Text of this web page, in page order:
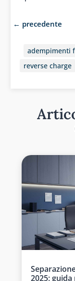
← precedente
adempimenti
reverse charge
2025: